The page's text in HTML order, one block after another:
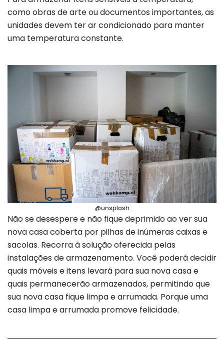
como obras de arte ou documentos importantes, as
unidades devem ter ar condicionado para manter
uma temperatura constante.
@unsplash
Não se desespere e não fique deprimido ao ver sua
nova casa coberta por pilhas de inúmeras caixas e
sacolas. Recorra à solução oferecida pelas
instalações de armazenamento. Você poderá decidir
quais móveis e itens levará para sua nova casa e
quais permanecerão armazenados, permitindo que
sua nova casa fique limpa e arrumada. Porque uma
casa limpa e arrumada promove felicidade.